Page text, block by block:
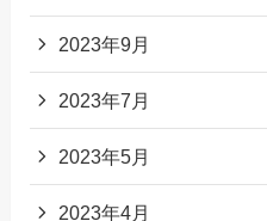
2023年9月
2023年7月
2023年5月
2023年4月